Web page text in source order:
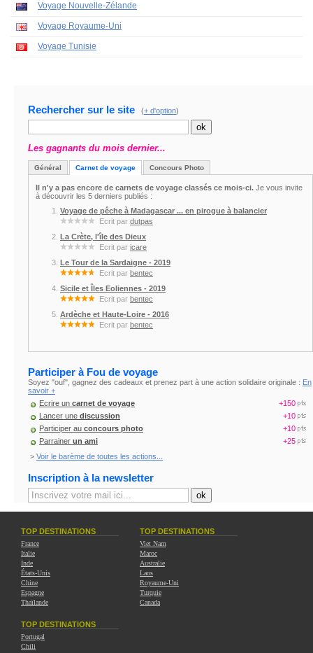
Voyage Nouvelle-Zélande
Voyage Royaume-Uni
Voyage Tunisie
Rechercher sur le site (+ d'option)
Les gagnants du mois dernier...
Général Carnet de voyage Concours Photo
Il n'y a pas encore de carnets de voyage classés ce mois-ci. Je vous invite
à découvrir les 5 derniers publiés :
Voyage de pêche à Madagascar ... en pirogue à balancier
Ecrit par dutpas
La Crète, l'île des Dieux
Ecrit par icare
Le Tour de la Sardaigne - 2019
Ecrit par bentec
Sicile et Îles Eoliennes - 2019
Ecrit par bentec
Ardèche et Haute-Loire - 2016
Ecrit par bentec
Participer à Fou de voyage
Soyez "ouf", gagnez des cadeaux et prenez part à une action solidaire originale : En
savoir +
Ecrire un carnet de voyage
+150
Lancer une discussion
+10
Participer au concours photo
+10
Parrainer un ami
+25
> Voir le barème de toutes les actions...
Inscription à la newsletter
TOP DESTINATIONS
France
Italie
Inde
États-Unis
Chine
Espagne
Thaïlande
TOP DESTINATIONS
Viet Nam
Maroc
Australie
Laos
Royaume-Uni
Turquie
Canada
TOP DESTINATIONS
Portugal
Chili